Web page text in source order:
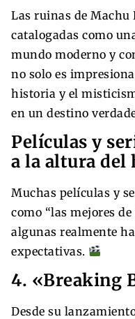
Las ruinas de Machu
catalogadas como
mundo moderno y
no solo es
historia y el
en un destino
Películas y
a la altura del
Muchas películas y
como “las mejores
algunas realmente
expectativas.
4. «Breaking
Desde su